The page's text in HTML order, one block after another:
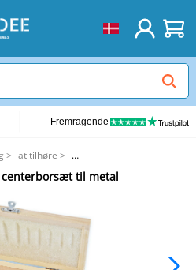
Fremragende
> at tilhøre >
til metal
centerborsæt til metal